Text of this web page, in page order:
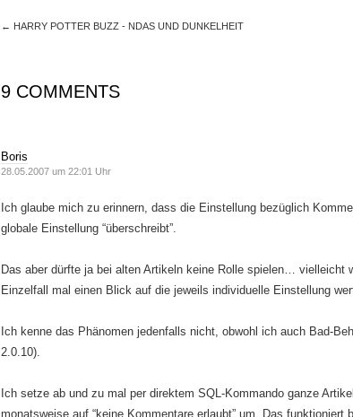
← HARRY POTTER BUZZ - NDAS UND DUNKELHEIT
9 COMMENTS
Boris
28.05.2007 um 22:01 Uhr
Ich glaube mich zu erinnern, dass die Einstellung bezüglich
globale Einstellung “überschreibt”.
Das aber dürfte ja bei alten Artikeln keine Rolle spielen… vielleicht
Einzelfall mal einen Blick auf die jeweils individuelle Einstellung
Ich kenne das Phänomen jedenfalls nicht, obwohl ich auch Bad-
2.0.10).
Ich setze ab und zu mal per direktem SQL-Kommando ganze
monatsweise auf “keine Kommentare erlaubt” um. Das funktioniert